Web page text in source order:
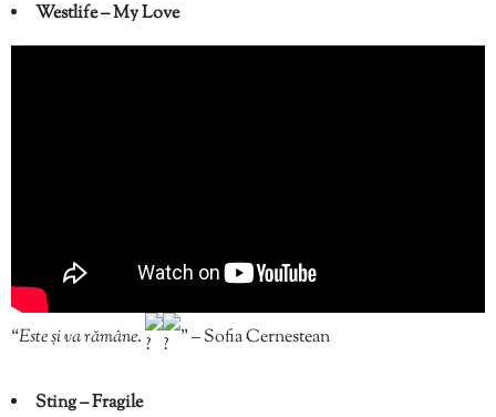
Westlife – My Love
“Este și va rămâne. ” – Sofia Cernestean
Sting – Fragile